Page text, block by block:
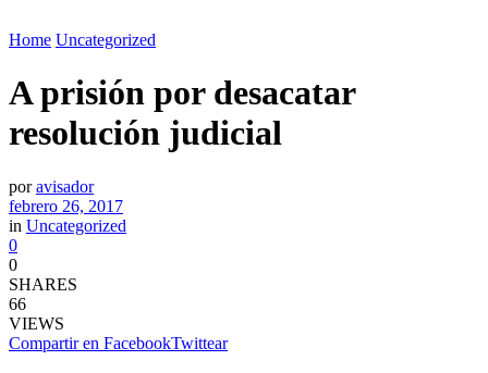
Home Uncategorized
A prisión por desacatar
resolución judicial
por avisador
febrero 26, 2017
in Uncategorized
0
0
SHARES
66
VIEWS
Compartir en FacebookTwittear